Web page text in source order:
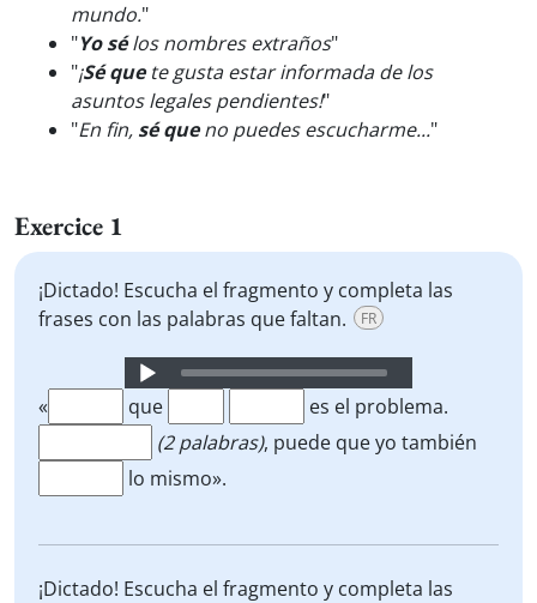
mundo."
"Yo sélos nombres extraños"
"¡Sé quete gusta estar informada de los
asuntos legales pendientes!"
"En fin, sé queno puedes escucharme..."
Exercice 1
¡Dictado! Escucha el fragmento y completa las
frases con las palabras que faltan.
FR
Audio
Player
« que
es el problema.
(2 palabras), puede que yo también
lo mismo».
¡Dictado! Escucha el fragmento y completa las